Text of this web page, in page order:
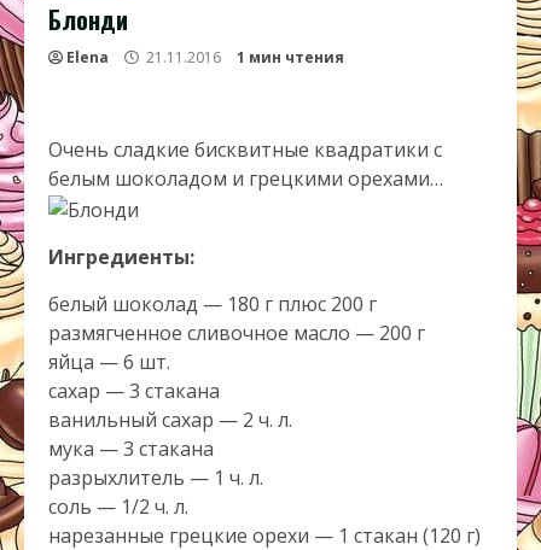
Блонди
Elena 21.11.2016 1 мин чтения
Очень сладкие бисквитные квадратики с
белым шоколадом и грецкими орехами…
Ингредиенты:
белый шоколад — 180 г плюс 200 г
размягченное сливочное масло — 200 г
яйца — 6 шт.
сахар — 3 стакана
ванильный сахар — 2 ч. л.
мука — 3 стакана
разрыхлитель — 1 ч. л.
соль — 1/2 ч. л.
нарезанные грецкие орехи — 1 стакан (120 г)